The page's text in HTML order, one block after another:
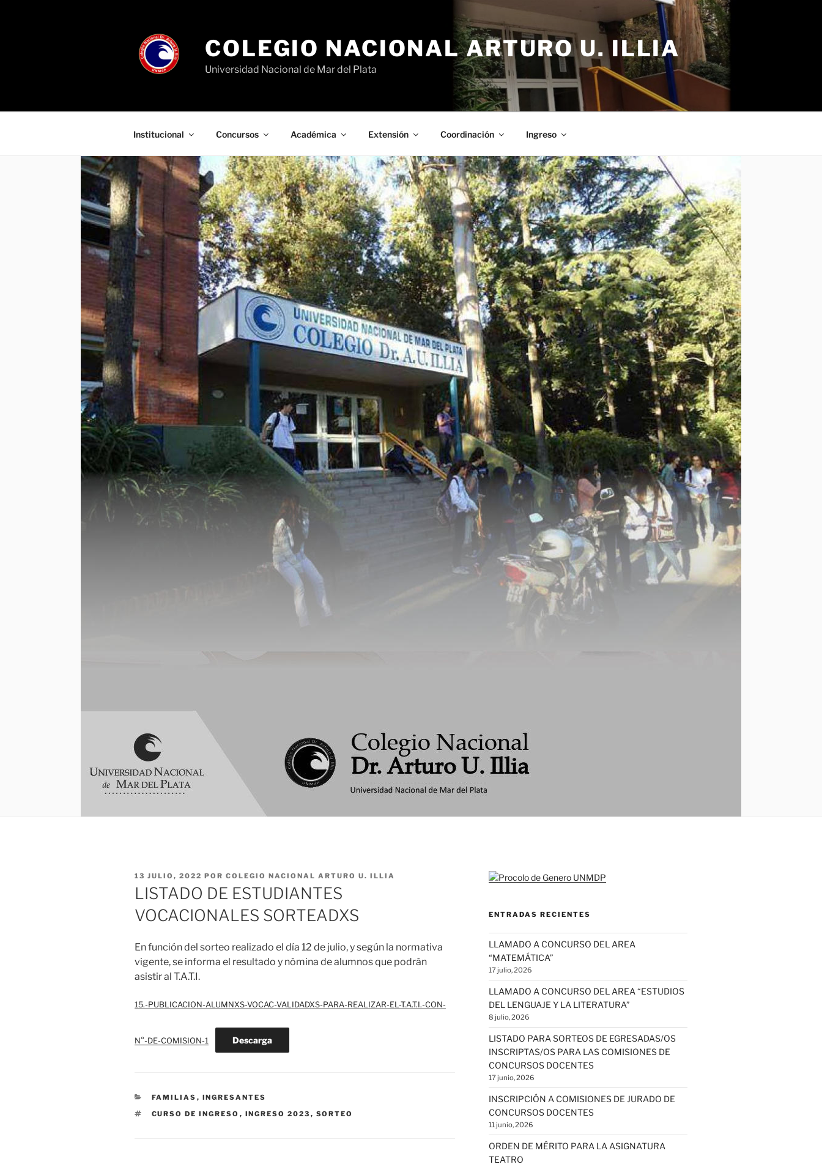
COLEGIO NACIONAL ARTURO U. ILLIA
Universidad Nacional de Mar del Plata
Institucional Concursos Académica Extensión Coordinación Ingreso
PUBLICADO
EL
13 JULIO, 2022 POR COLEGIO NACIONAL ARTURO U. ILLIA
LISTADO DE ESTUDIANTES
VOCACIONALES SORTEADXS
En función del sorteo realizado el día 12 de julio, y según la normativa
vigente, se informa el resultado y nómina de alumnos que podrán
asistir al T.A.T.I.
15.-PUBLICACION-ALUMNXS-VOCAC-VALIDADXS-PARA-REALIZAR-EL-T.A.T.I.-CON-
N°-DE-COMISION-1 Descarga
CATEGORÍAS
FAMILIAS , INGRESANTES
ETIQUETAS
CURSO DE INGRESO , INGRESO 2023 , SORTEO
ENTRADAS RECIENTES
LLAMADO A CONCURSO DEL AREA
“MATEMÁTICA”
17 julio, 2026
LLAMADO A CONCURSO DEL AREA “ESTUDIOS
DEL LENGUAJE Y LA LITERATURA”
8 julio, 2026
LISTADO PARA SORTEOS DE EGRESADAS/OS
INSCRIPTAS/OS PARA LAS COMISIONES DE
CONCURSOS DOCENTES
17 junio, 2026
INSCRIPCIÓN A COMISIONES DE JURADO DE
CONCURSOS DOCENTES
11 junio, 2026
ORDEN DE MÉRITO PARA LA ASIGNATURA
TEATRO